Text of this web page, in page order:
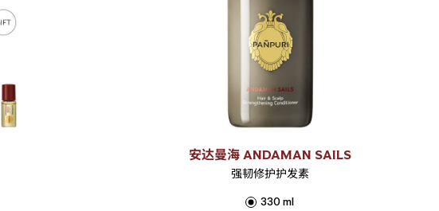
安达曼海 ANDAMAN SAILS
强韧修护护发素
330 ml